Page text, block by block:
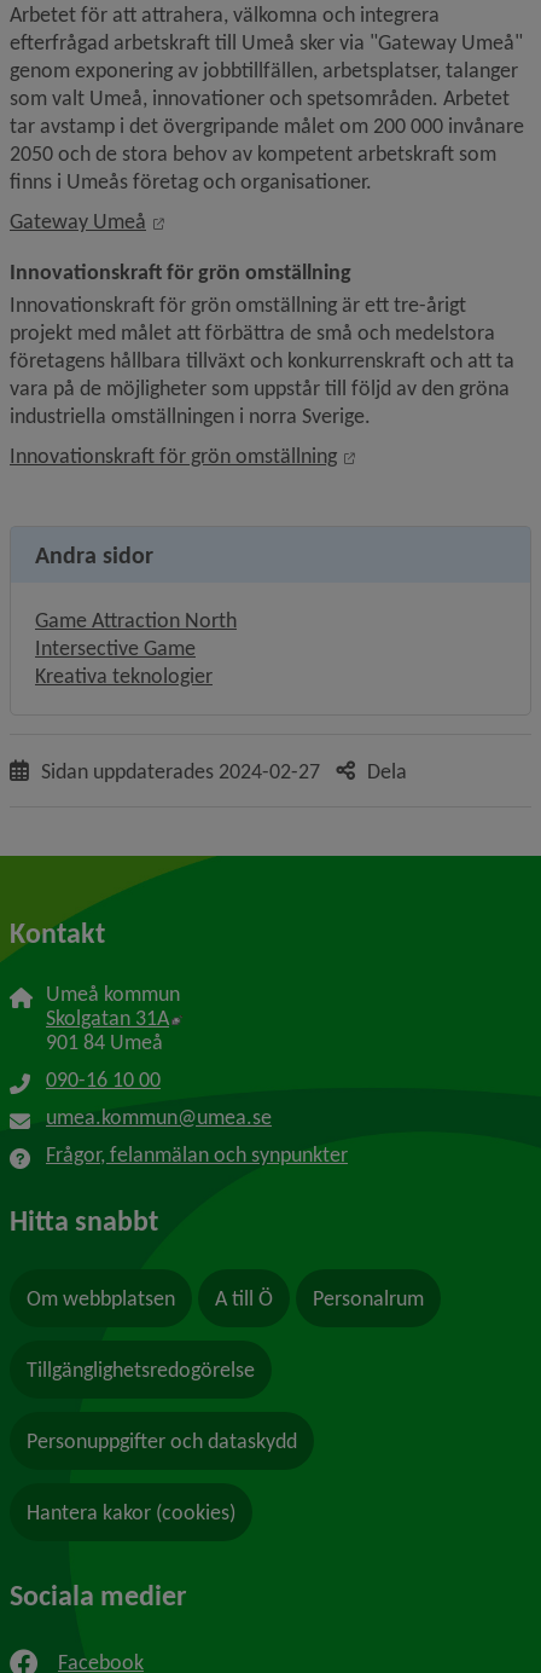
Arbetet för att attrahera, välkomna och integrera
efterfrågad arbetskraft till Umeå sker via "Gateway Umeå"
genom exponering av jobbtillfällen, arbetsplatser, talanger
som valt Umeå, innovationer och spetsområden. Arbetet
tar avstamp i det övergripande målet om 200 000 invånare
2050 och de stora behov av kompetent arbetskraft som
finns i Umeås företag och organisationer.
Gateway Umeå
Länk till annan webbplats, öppnas i nytt
Innovationskraft för grön omställning
Innovationskraft för grön omställning är ett tre-årigt
projekt med målet att förbättra de små och medelstora
företagens hållbara tillväxt och konkurrenskraft och att ta
vara på de möjligheter som uppstår till följd av den gröna
industriella omställningen i norra Sverige.
Innovationskraft för grön omställning
Länk till annan
Andra sidor
Game Attraction North
Intersective Game
Kreativa teknologier
Sidan uppdaterades 2024-02-27 Dela
Kontakt
Umeå kommun
Skolgatan 31A Länk till annan webbplats, öppnas i nytt
901 84 Umeå
090-16 10 00
umea.kommun@umea.se
Frågor, felanmälan och synpunkter
Hitta snabbt
Om webbplatsen A till Ö Personalrum
Tillgänglighetsredogörelse
Personuppgifter och dataskydd
Hantera kakor (cookies)
Sociala medier
Facebook